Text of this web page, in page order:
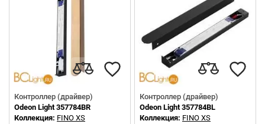
Контроллер (драйвер)
Odeon Light 357784BR
Коллекция: FINO XS
Контроллер (драйвер)
Odeon Light 357784BL
Коллекция: FINO XS